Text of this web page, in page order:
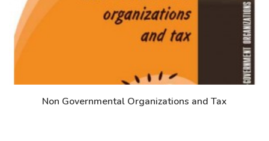
Дэлгэрэнгүй
Non Governmental Organizations and Tax